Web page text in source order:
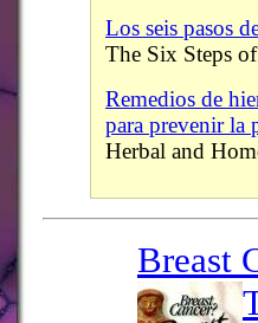
Los seis pasos
The Six Steps
Remedios de
para prevenir la
Herbal and
Breast